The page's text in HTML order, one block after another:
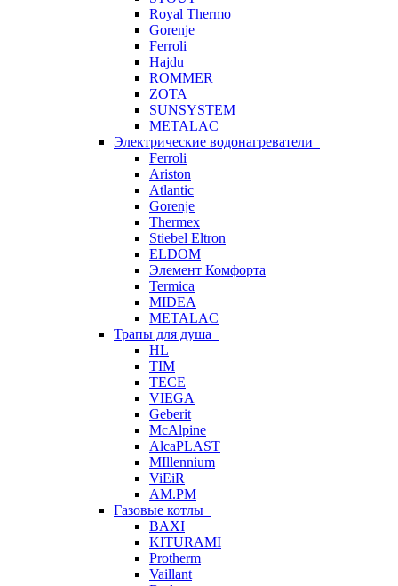
Royal Thermo
Gorenje
Ferroli
Hajdu
ROMMER
ZOTA
SUNSYSTEM
METALAC
Электрические водонагреватели
Ferroli
Ariston
Atlantic
Gorenje
Thermex
Stiebel Eltron
ELDOM
Элемент Комфорта
Termica
MIDEA
METALAC
Трапы для душа
HL
TIM
TECE
VIEGA
Geberit
McAlpine
AlcaPLAST
MIllennium
ViEiR
AM.PM
Газовые котлы
BAXI
KITURAMI
Protherm
Vaillant